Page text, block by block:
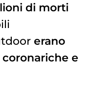
di morti
erano
e